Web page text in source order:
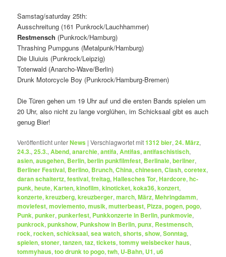
Samstag/saturday 25th:
Ausschreitung (161 Punkrock/Lauchhammer)
Restmensch (Punkrock/Hamburg)
Thrashing Pumpguns (Metalpunk/Hamburg)
Die Uiuiuis (Punkrock/Leipzig)
Totenwald (Anarcho-Wave/Berlin)
Drunk Motorcycle Boy (Punkrock/Hamburg-Bremen)
Die Türen gehen um 19 Uhr auf und die ersten Bands spielen um
20 Uhr, also nicht zu lange vorglühen, im Schicksaal gibt es auch
genug Bier!
Veröffentlicht unterNews |Verschlagwortet mit1312 bier,24. März,
24.3.,25.3.,Abend,anarchie,antifa,Antifas,antifaschistisch,
asien,ausgehen, Berlin,berlin punkfilmfest, Berlinale,berliner,
Berliner Festival, Berlino, Brunch,China,chinesen,Clash,coretex,
daran schaitertz,festival,freitag,Hallesches Tor,Hardcore,hc-
punk,heute, Karten,kinofilm,kinoticket,koka36,konzert,
konzerte,kreuzberg,kreuzberger,march,März,Mehringdamm,
moviefest,moviemento,musik,mutterbeast, Pizza,pogen,pogo,
Punk,punker,punkerfest, Punkkonzerte in Berlin,punkmovie,
punkrock,punkshow, Punkshow in Berlin,punx, Restmensch,
rock,rocken,schicksaal,sea watch,shorts,show,Sonntag,
spielen,stoner,tanzen,taz,tickets,tommy weisbecker haus,
tommyhaus,too drunk to pogo,twh, U-Bahn, U1,u6